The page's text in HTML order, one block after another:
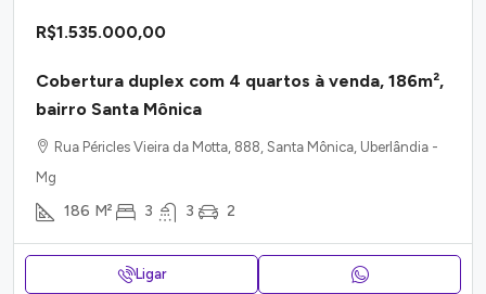
R$1.535.000,00
Cobertura duplex com 4 quartos à venda, 186m²,
bairro Santa Mônica
Rua Péricles Vieira da Motta, 888, Santa Mônica, Uberlândia -
Mg
186 M² 3 3 2
Ligar